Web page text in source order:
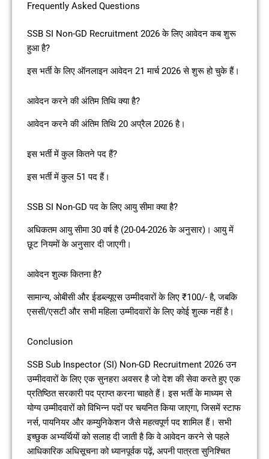
Frequently Asked Questions
SSB SI Non-GD Recruitment 2026 के लिए आवेदन कब शुरू
हुआ है?
इस भर्ती के लिए ऑनलाइन आवेदन 21 मार्च 2026 से शुरू हो चुके हैं।
आवेदन करने की अंतिम तिथि क्या है?
आवेदन करने की अंतिम तिथि 20 अप्रैल 2026 है।
इस भर्ती में कुल कितने पद हैं?
इस भर्ती में कुल 51 पद हैं।
SSB SI Non-GD पद के लिए आयु सीमा क्या है?
अधिकतम आयु सीमा 30 वर्ष है (20-04-2026 के अनुसार)। आयु में
छूट नियमों के अनुसार दी जाएगी।
आवेदन शुल्क कितना है?
सामान्य, ओबीसी और ईडब्ल्यूएस उम्मीदवारों के लिए ₹100/- है, जबकि
एससी/एसटी और सभी महिला उम्मीदवारों के लिए कोई शुल्क नहीं है।
Conclusion
SSB Sub Inspector (SI) Non-GD Recruitment 2026 उन
उम्मीदवारों के लिए एक सुनहरा अवसर है जो देश की सेवा करते हुए एक
प्रतिष्ठित सरकारी पद प्राप्त करना चाहते हैं। इस भर्ती के माध्यम से
योग्य उम्मीदवारों को विभिन्न पदों पर चयनित किया जाएगा, जिसमें स्टाफ
नर्स, पायनियर और कम्युनिकेशन जैसे महत्वपूर्ण पद शामिल हैं। सभी
इच्छुक अभ्यर्थियों को सलाह दी जाती है कि वे आवेदन करने से पहले
आधिकारिक अधिसूचना को ध्यानपूर्वक पढ़ें, अपनी पात्रता सुनिश्चित